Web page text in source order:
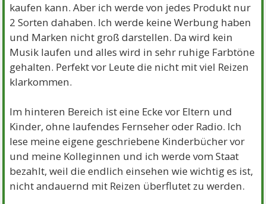
kaufen kann. Aber ich werde von jedes Produkt nur
2 Sorten dahaben. Ich werde keine Werbung haben
und Marken nicht groß darstellen. Da wird kein
Musik laufen und alles wird in sehr ruhige Farbtöne
gehalten. Perfekt vor Leute die nicht mit viel Reizen
klarkommen.
Im hinteren Bereich ist eine Ecke vor Eltern und
Kinder, ohne laufendes Fernseher oder Radio. Ich
lese meine eigene geschriebene Kinderbücher vor
und meine Kolleginnen und ich werde vom Staat
bezahlt, weil die endlich einsehen wie wichtig es ist,
nicht andauernd mit Reizen überflutet zu werden.